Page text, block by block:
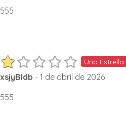
555
Una Estrella
xsjyBldb - 1 de abril de 2026
555